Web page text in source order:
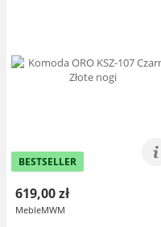
BESTSELLER
619,00 zł
MebleMWM